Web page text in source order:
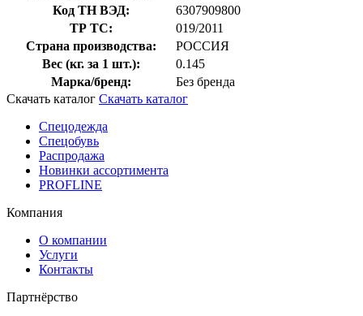
Код ТН ВЭД:
6307909800
ТР ТС:
019/2011
Страна производства:
РОССИЯ
Вес (кг. за 1 шт.):
0.145
Марка/бренд:
Без бренда
Скачать каталог Скачать каталог
Спецодежда
Спецобувь
Распродажа
Новинки ассортимента
PROFLINE
Компания
О компании
Услуги
Контакты
Партнёрство